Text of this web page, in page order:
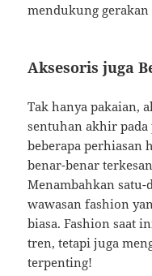
mendukung
Aksesoris juga
Tak hanya pakaian,
sentuhan akhir pada
beberapa perhiasan
benar-benar
Menambahkan satu-
wawasan fashion
biasa. Fashion saat
tren, tetapi juga
terpenting!